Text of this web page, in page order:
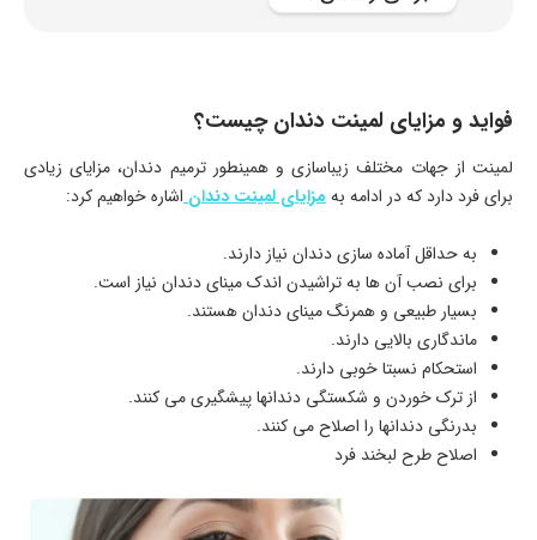
فواید و مزایای لمینت دندان چیست؟
لمینت از جهات مختلف زیباسازی و همینطور ترمیم دندان، مزایای زیادی
برای فرد دارد که در ادامه بهمزایای لمینت دندان اشاره خواهیم کرد:
به حداقل آماده سازی دندان نیاز دارند.
برای نصب آن ها به تراشیدن اندک مینای دندان نیاز است.
بسیار طبیعی و همرنگ مینای دندان هستند.
ماندگاری بالایی دارند.
استحکام نسبتا خوبی دارند.
از ترک خوردن و شکستگی دندانها پیشگیری می کنند.
بدرنگی دندانها را اصلاح می کنند.
اصلاح طرح لبخند فرد